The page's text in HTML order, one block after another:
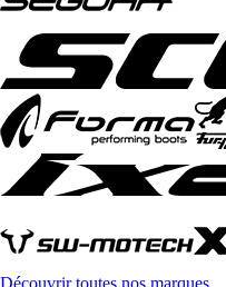
Découvrir toutes nos marques